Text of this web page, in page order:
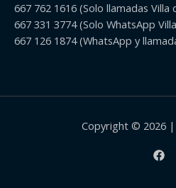
667 762 1616 (Solo llamadas Villa
667 331 3774 (Solo WhatsApp
667 126 1874 (WhatsApp y
Copyright © 2026 |